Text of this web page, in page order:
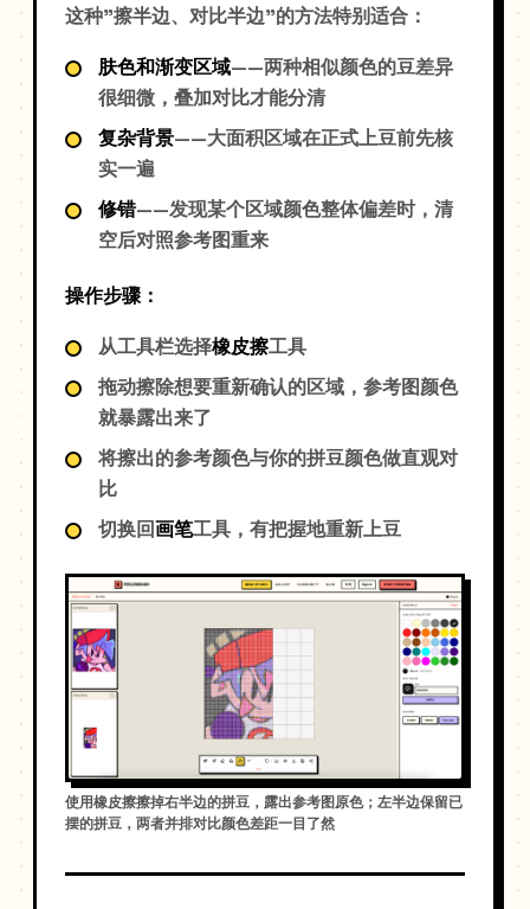
这种"擦半边、对比半边"的方法特别适合：
肤色和渐变区域——两种相似颜色的豆差异
很细微，叠加对比才能分清
复杂背景——大面积区域在正式上豆前先核
实一遍
修错——发现某个区域颜色整体偏差时，清
空后对照参考图重来
操作步骤：
从工具栏选择橡皮擦工具
拖动擦除想要重新确认的区域，参考图颜色
就暴露出来了
将擦出的参考颜色与你的拼豆颜色做直观对
比
切换回画笔工具，有把握地重新上豆
使用橡皮擦擦掉右半边的拼豆，露出参考图原色；左半边保留已
摆的拼豆，两者并排对比颜色差距一目了然